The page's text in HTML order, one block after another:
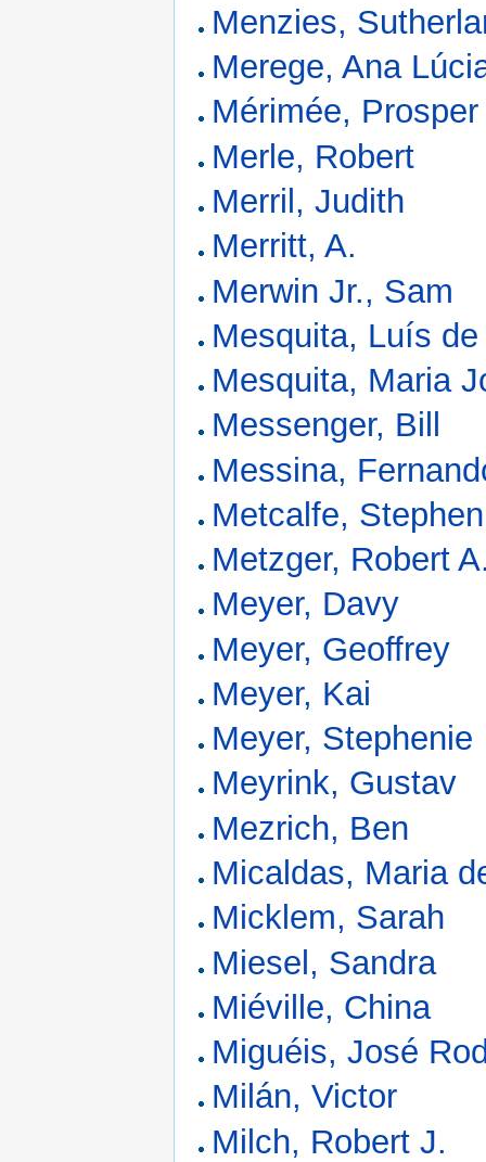
Menzies,
Merege, Ana
Mérimée, Prosper
Merle, Robert
Merril, Judith
Merritt, A.
Merwin Jr., Sam
Mesquita, Luís de
Mesquita, Maria
Messenger, Bill
Messina,
Metcalfe, Stephen
Metzger, Robert
Meyer, Davy
Meyer, Geoffrey
Meyer, Kai
Meyer, Stephenie
Meyrink, Gustav
Mezrich, Ben
Micaldas, Maria
Micklem, Sarah
Miesel, Sandra
Miéville, China
Miguéis, José
Milán, Victor
Milch, Robert J.